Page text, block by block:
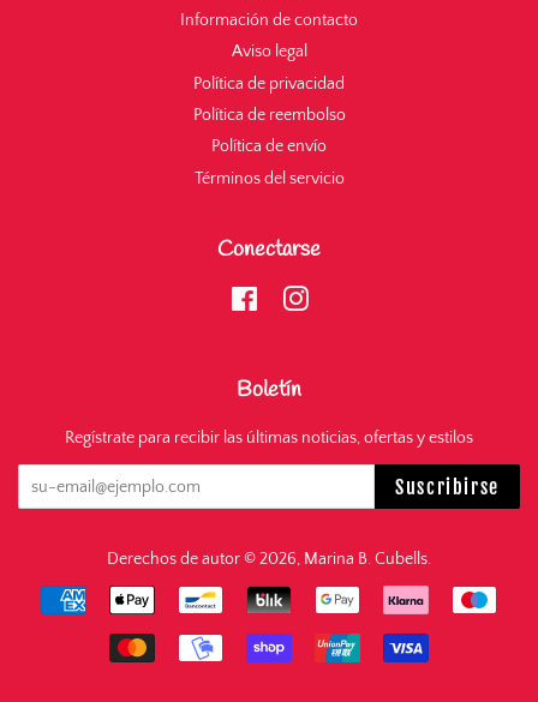
Información de contacto
Aviso legal
Política de privacidad
Política de reembolso
Política de envío
Términos del servicio
Conectarse
FacebookInstagram
Boletín
Regístrate para recibir las últimas noticias, ofertas y estilos
Suscribirse
Derechos de autor © 2026, Marina B. Cubells.
Métodos
de
pago